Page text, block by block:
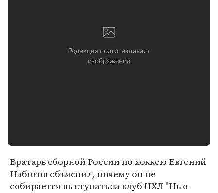
Вратарь сборной России по хоккею Евгений
Набоков объяснил, почему он не
собирается выступать за клуб НХЛ "Нью-